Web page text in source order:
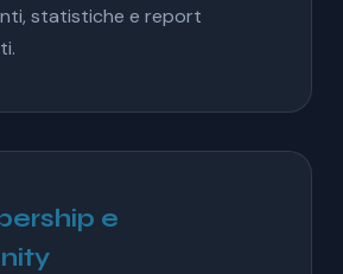
statistiche e report
e